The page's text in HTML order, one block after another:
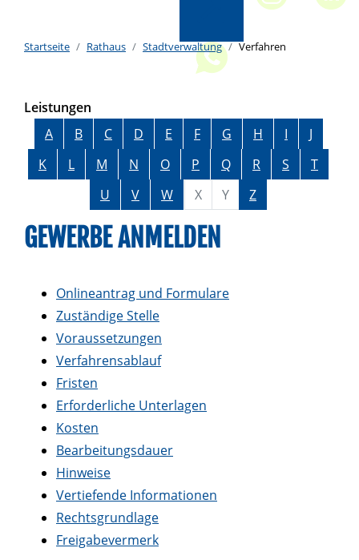
Startseite Rathaus Stadtverwaltung Verfahren
Leistungen
Alphabetisches Register überspringen
A B C D E F G H I
J
K
L M N O P Q R S
T
U
V W X Y Z
GEWERBE ANMELDEN
Onlineantrag und Formulare
Zuständige Stelle
Voraussetzungen
Verfahrensablauf
Fristen
Erforderliche Unterlagen
Kosten
Bearbeitungsdauer
Hinweise
Vertiefende Informationen
Rechtsgrundlage
Freigabevermerk